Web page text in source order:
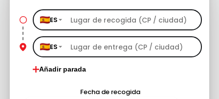
ES
ES
Añadir parada
Fecha de recogida